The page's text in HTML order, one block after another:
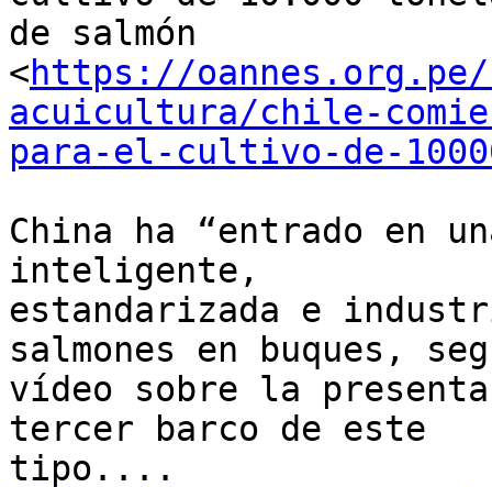
de salmón
<https://
acuicultura/chile-
para-el-cultivo-de-
China ha “entrado en
inteligente,
estandarizada e
salmones en buques,
vídeo sobre la
tercer barco de este